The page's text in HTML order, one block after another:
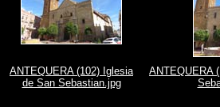
ANTEQUERA (102) Iglesia
de San Sebastian.jpg
ANTEQUERA